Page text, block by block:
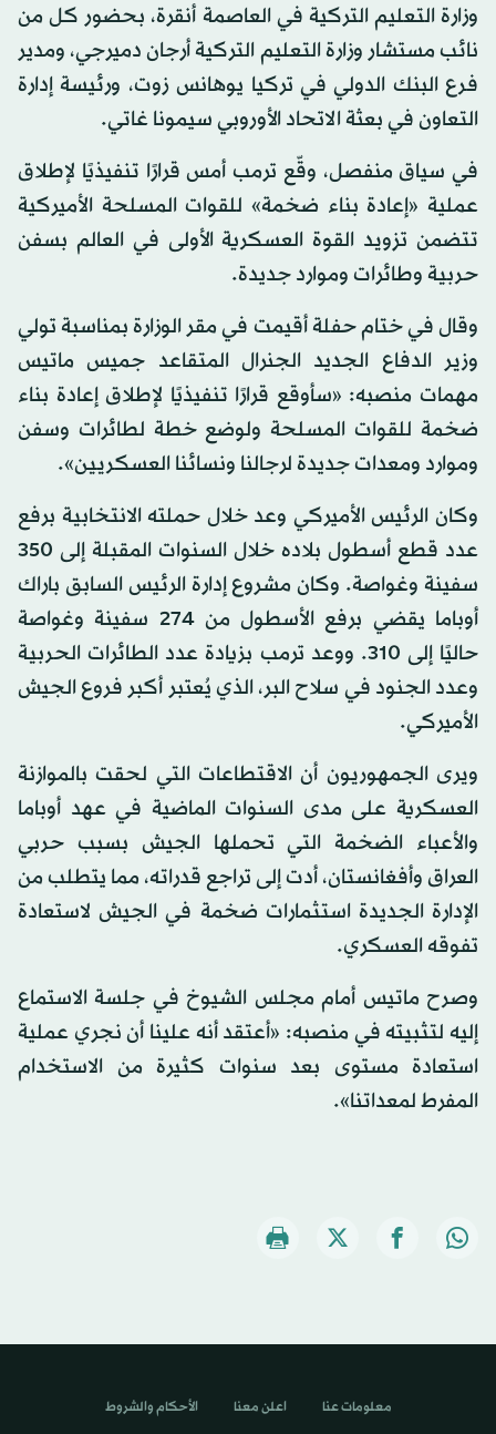
وزارة التعليم التركية في العاصمة أنقرة، بحضور كل من
نائب مستشار وزارة التعليم التركية أرجان دميرجي، ومدير
فرع البنك الدولي في تركيا يوهانس زوت، ورئيسة إدارة
التعاون في بعثة الاتحاد الأوروبي سيمونا غاتي.
في سياق منفصل، وقّع ترمب أمس قرارًا تنفيذيًا لإطلاق
عملية «إعادة بناء ضخمة» للقوات المسلحة الأميركية
تتضمن تزويد القوة العسكرية الأولى في العالم بسفن
حربية وطائرات وموارد جديدة.
وقال في ختام حفلة أقيمت في مقر الوزارة بمناسبة تولي
وزير الدفاع الجديد الجنرال المتقاعد جميس ماتيس
مهمات منصبه: «سأوقع قرارًا تنفيذيًا لإطلاق إعادة بناء
ضخمة للقوات المسلحة ولوضع خطة لطائرات وسفن
وموارد ومعدات جديدة لرجالنا ونسائنا العسكريين».
وكان الرئيس الأميركي وعد خلال حملته الانتخابية برفع
عدد قطع أسطول بلاده خلال السنوات المقبلة إلى 350
سفينة وغواصة. وكان مشروع إدارة الرئيس السابق باراك
أوباما يقضي برفع الأسطول من 274 سفينة وغواصة
حاليًا إلى 310. ووعد ترمب بزيادة عدد الطائرات الحربية
وعدد الجنود في سلاح البر، الذي يُعتبر أكبر فروع الجيش
الأميركي.
ويرى الجمهوريون أن الاقتطاعات التي لحقت بالموازنة
العسكرية على مدى السنوات الماضية في عهد أوباما
والأعباء الضخمة التي تحملها الجيش بسبب حربي
العراق وأفغانستان، أدت إلى تراجع قدراته، مما يتطلب من
الإدارة الجديدة استثمارات ضخمة في الجيش لاستعادة
تفوقه العسكري.
وصرح ماتيس أمام مجلس الشيوخ في جلسة الاستماع
إليه لتثبيته في منصبه: «أعتقد أنه علينا أن نجري عملية
استعادة مستوى بعد سنوات كثيرة من الاستخدام
المفرط لمعداتنا».
معلومات عنا اعلن معنا الأحكام والشروط